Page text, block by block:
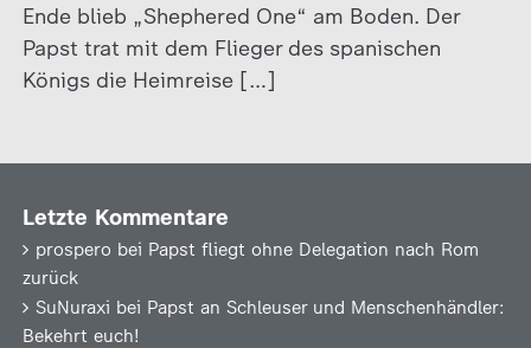
Ende blieb „Shephered One“ am Boden. Der
Papst trat mit dem Flieger des spanischen
Königs die Heimreise […]
Letzte Kommentare
prospero bei Papst fliegt ohne Delegation nach Rom
zurück
SuNuraxi bei Papst an Schleuser und Menschenhändler:
Bekehrt euch!